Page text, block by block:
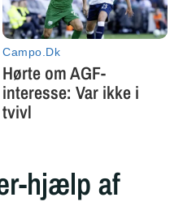
hjælp af